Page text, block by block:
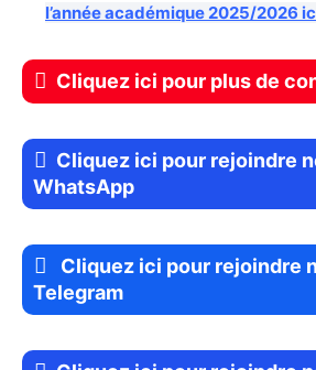
l’année académique 2025/2026
Cliquez ici pour plus de
Cliquez ici pour rejoindre
WhatsApp
Cliquez ici pour rejoindre
Telegram